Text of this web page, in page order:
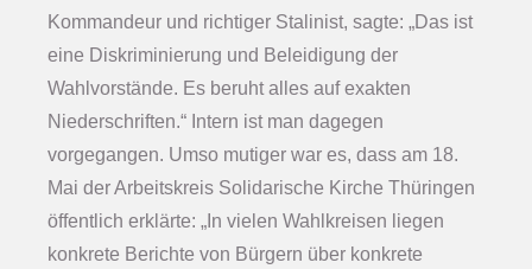
Kommandeur und richtiger Stalinist, sagte: „Das ist
eine Diskriminierung und Beleidigung der
Wahlvorstände. Es beruht alles auf exakten
Niederschriften.“ Intern ist man dagegen
vorgegangen. Umso mutiger war es, dass am 18.
Mai der Arbeitskreis Solidarische Kirche Thüringen
öffentlich erklärte: „In vielen Wahlkreisen liegen
konkrete Berichte von Bürgern über konkrete